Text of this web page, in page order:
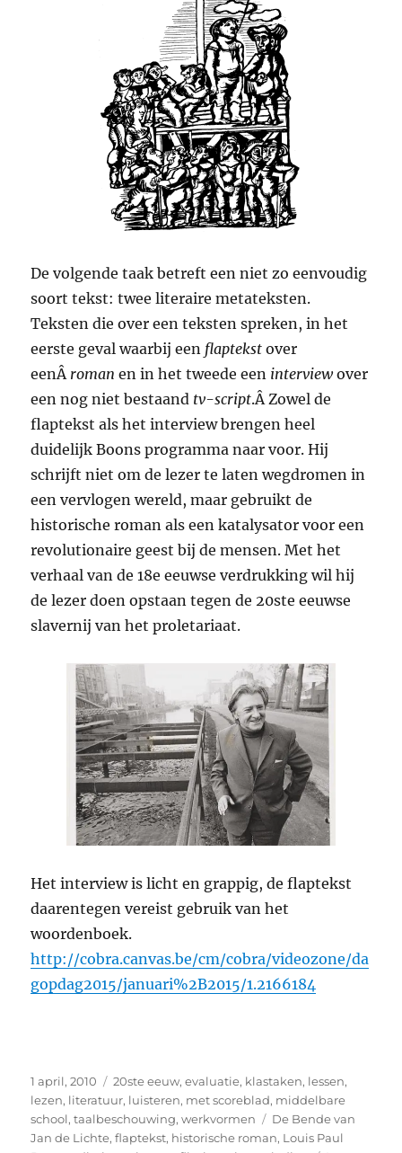
De volgende taak betreft een niet zo eenvoudig
soort tekst: twee literaire metateksten.
Teksten die over een teksten spreken, in het
eerste geval waarbij een flaptekstover
eenÂ roman en in het tweede een interviewover
een nog niet bestaand tv-script.Â Zowel de
flaptekst als het interview brengen heel
duidelijk Boons programma naar voor. Hij
schrijft niet om de lezer te laten wegdromen in
een vervlogen wereld, maar gebruikt de
historische roman als een katalysator voor een
revolutionaire geest bij de mensen. Met het
verhaal van de 18e eeuwse verdrukking wil hij
de lezer doen opstaan tegen de 20ste eeuwse
slavernij van het proletariaat.
Het interview is licht en grappig, de flaptekst
daarentegen vereist gebruik van het
woordenboek.
http://cobra.canvas.be/cm/cobra/videozone/da
gopdag2015/januari%2B2015/1.2166184
Geplaatst
op
1 april, 2010 Categorieën
20ste eeuw,evaluatie, klastaken, lessen,
lezen, literatuur, luisteren, met scoreblad, middelbare
school,taalbeschouwing,werkvormen Tags
De Bende van
Jan de Lichte,flaptekst, historische roman, Louis Paul